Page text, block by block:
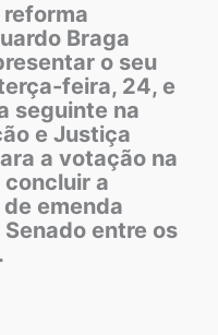
reforma
Braga
o seu
feira, 24, e
seguinte na
e Justiça
a votação na
concluir a
emenda
entre os